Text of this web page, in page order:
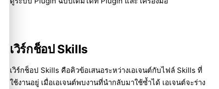
เวิร์กช็อป Skills
เวิร์กช็อป Skills คือคิวข้อเสนอระหว่างเอเจนต์กับไฟล์ Skills ที่
ใช้งานอยู่ เมื่อเอเจนต์พบงานที่นำกลับมาใช้ซ้ำได้ เอเจนต์จะร่าง